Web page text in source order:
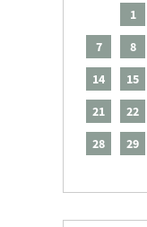
1
7
8
14
15
21
22
28
29